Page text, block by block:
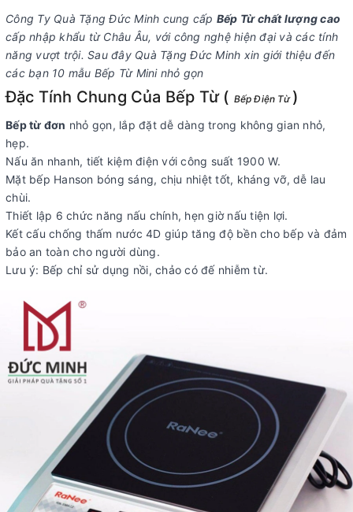
Công Ty Quà Tặng Đức Minh cung cấp Bếp Từ chất lượng cao
cấp nhập khẩu từ Châu Âu, với công nghệ hiện đại và các tính
năng vượt trội. Sau đây Quà Tặng Đức Minh xin giới thiệu đến
các bạn 10 mẫu Bếp Từ Mini nhỏ gọn
Đặc Tính Chung Của Bếp Từ ( Bếp Điện Từ )
Bếp từ đơn nhỏ gọn, lắp đặt dễ dàng trong không gian nhỏ,
hẹp.
Nấu ăn nhanh, tiết kiệm điện với công suất 1900 W.
Mặt bếp Hanson bóng sáng, chịu nhiệt tốt, kháng vỡ, dễ lau
chùi.
Thiết lập 6 chức năng nấu chính, hẹn giờ nấu tiện lợi.
Kết cấu chống thấm nước 4D giúp tăng độ bền cho bếp và đảm
bảo an toàn cho người dùng.
Lưu ý: Bếp chỉ sử dụng nồi, chảo có đế nhiễm từ.